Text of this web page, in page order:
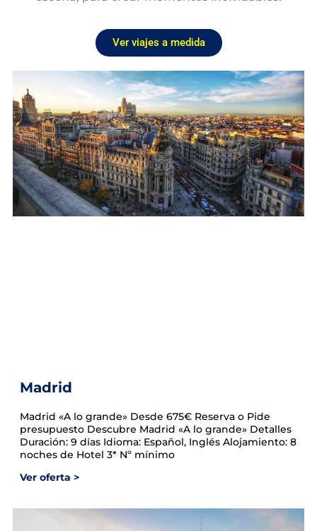
Ver viajes a medida
Madrid
Madrid «A lo grande» Desde 675€ Reserva o Pide
presupuesto Descubre Madrid «A lo grande»​ Detalles
Duración: 9 días Idioma: Español, Inglés Alojamiento: 8
noches de Hotel 3* Nº mínimo
Ver oferta >